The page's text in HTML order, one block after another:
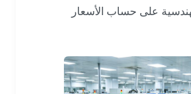
على حساب الأسعار